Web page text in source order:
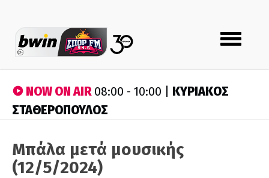
Toggle
navigation
NOW ON AIR08:00 - 10:00 | ΚΥΡΙΑΚΟΣ
ΣΤΑΘΕΡΟΠΟΥΛΟΣ
Μπάλα μετά μουσικής
(12/5/2024)